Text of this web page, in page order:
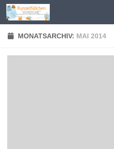
Zum Inhalt springen
MONATSARCHIV: MAI 2014